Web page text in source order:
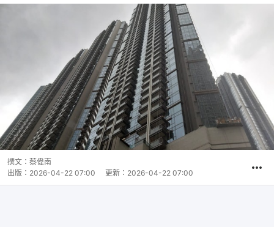
撰文： 蔡偉南
出版： 2026-04-22 07:00 更新： 2026-04-22 07:00